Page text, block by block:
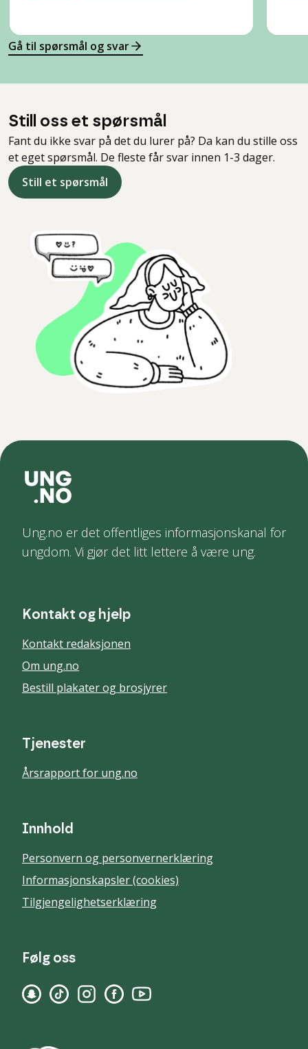
Gå til spørsmål og svar
Still oss et spørsmål
Fant du ikke svar på det du lurer på? Da kan du stille oss
et eget spørsmål. De fleste får svar innen 1-3 dager.
Still et spørsmål
Ung.no er det offentliges informasjonskanal for
ungdom. Vi gjør det litt lettere å være ung.
Kontakt og hjelp
Kontakt redaksjonen
Om ung.no
Bestill plakater og brosjyrer
Tjenester
Årsrapport for ung.no
Innhold
Personvern og personvernerklæring
Informasjonskapsler (cookies)
Tilgjengelighetserklæring
Følg oss